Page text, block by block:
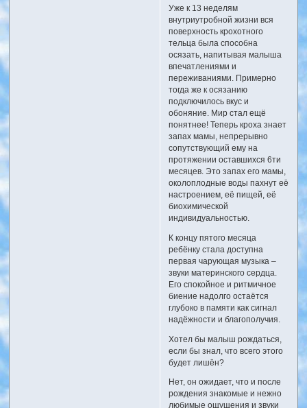
Уже к 13 неделям
внутриутробной жизни вся
поверхность крохотного
тельца была способна
осязать, напитывая малыша
впечатлениями и
переживаниями. Примерно
тогда же к осязанию
подключилось вкус и
обоняние. Мир стал ещё
понятнее! Теперь кроха знает
запах мамы, непрерывно
сопутствующий ему на
протяжении оставшихся 6ти
месяцев. Это запах его мамы,
околоплодные воды пахнут её
настроением, её пищей, её
биохимической
индивидуальностью.
К концу пятого месяца
ребёнку стала доступна
первая чарующая музыка –
звуки материнского сердца.
Его спокойное и ритмичное
биение надолго остаётся
глубоко в памяти как сигнал
надёжности и благополучия.
Хотел бы малыш рождаться,
если бы знал, что всего этого
будет лишён?
Нет, он ожидает, что и после
рождения знакомые и нежно
любимые ощущения и звуки